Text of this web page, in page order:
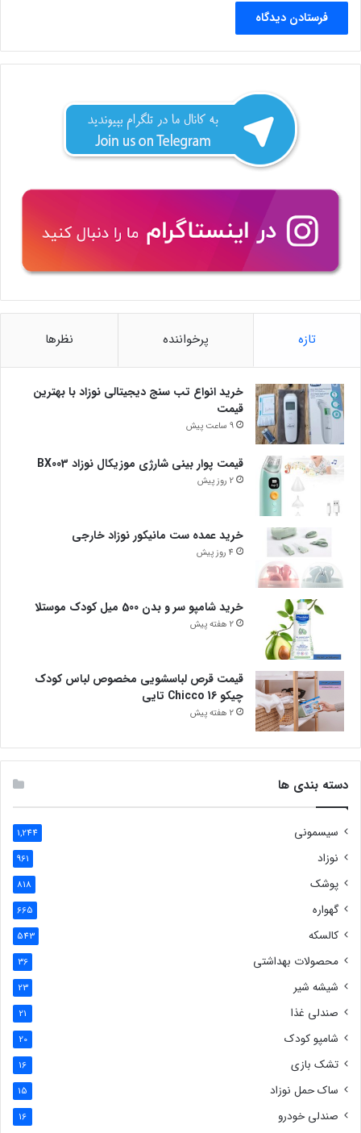
تازه پرخواننده نظرها
خرید انواع تب سنج دیجیتالی نوزاد با بهترین
قیمت
9 ساعت پیش
قیمت پوار بینی شارژی موزیکال نوزاد BX003
2 روز پیش
خرید عمده ست مانیکور نوزاد خارجی
4 روز پیش
خرید شامپو سر و بدن 500 میل کودک موستلا
2 هفته پیش
قیمت قرص لباسشویی مخصوص لباس کودک
چیکو Chicco 16 تایی
2 هفته پیش
دسته بندی ها
سیسمونی 1,244
نوزاد 961
پوشک 818
گهواره 665
کالسکه 543
محصولات بهداشتی 36
شیشه شیر 23
صندلی غذا 21
شامپو کودک 20
تشک بازی 16
ساک حمل نوزاد 15
صندلی خودرو 16